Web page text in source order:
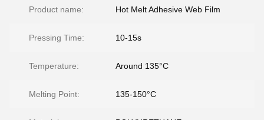
Product name: Hot Melt Adhesive Web Film
Pressing Time: 10-15s
Temperature: Around 135°C
Melting Point: 135-150°C